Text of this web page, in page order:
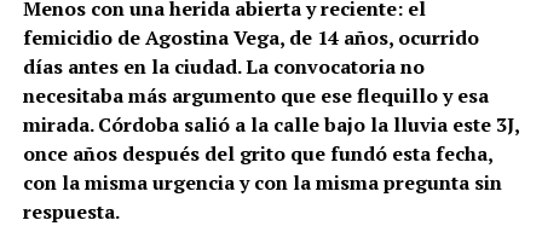
Menos con una herida abierta y reciente: el
femicidio de Agostina Vega, de 14 años, ocurrido
días antes en la ciudad. La convocatoria no
necesitaba más argumento que ese flequillo y esa
mirada. Córdoba salió a la calle bajo la lluvia este 3J,
once años después del grito que fundó esta fecha,
con la misma urgencia y con la misma pregunta sin
respuesta.